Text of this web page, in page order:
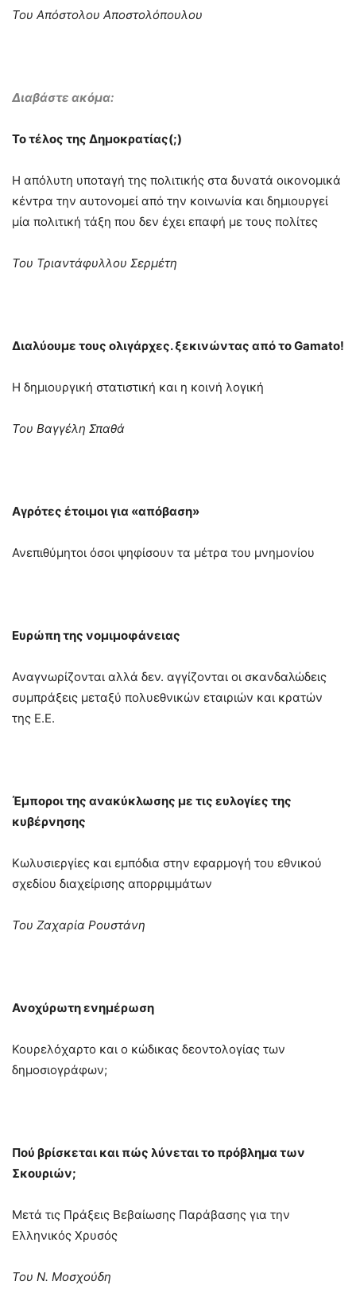
Του Απόστολου Αποστολόπουλου
Διαβάστε ακόμα:
Το τέλος της Δημοκρατίας(;)
Η απόλυτη υποταγή της πολιτικής στα δυνατά οικονομικά
κέντρα την αυτονομεί από την κοινωνία και δημιουργεί
μία πολιτική τάξη που δεν έχει επαφή με τους πολίτες
Του Τριαντάφυλλου Σερμέτη
Διαλύουμε τους ολιγάρχες. ξεκινώντας από το Gamato!
Η δημιουργική στατιστική και η κοινή λογική
Του Βαγγέλη Σπαθά
Αγρότες έτοιμοι για «απόβαση»
Ανεπιθύμητοι όσοι ψηφίσουν τα μέτρα του μνημονίου
Ευρώπη της νομιμοφάνειας
Αναγνωρίζονται αλλά δεν. αγγίζονται οι σκανδαλώδεις
συμπράξεις μεταξύ πολυεθνικών εταιριών και κρατών
της Ε.Ε.
Έμποροι της ανακύκλωσης με τις ευλογίες της
κυβέρνησης
Κωλυσιεργίες και εμπόδια στην εφαρμογή του εθνικού
σχεδίου διαχείρισης απορριμμάτων
Του Ζαχαρία Ρουστάνη
Ανοχύρωτη ενημέρωση
Κουρελόχαρτο και ο κώδικας δεοντολογίας των
δημοσιογράφων;
Πού βρίσκεται και πώς λύνεται το πρόβλημα των
Σκουριών;
Μετά τις Πράξεις Βεβαίωσης Παράβασης για την
Ελληνικός Χρυσός
Του Ν. Μοσχούδη